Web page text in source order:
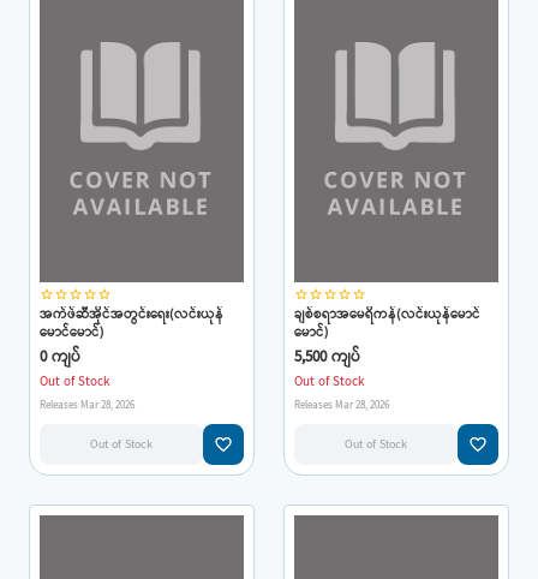
star_borderstar_borderstar_borderstar_borderstar_border
အက်ဖ်ဆီအိုင်အတွင်းရေး(လင်းယုန်
မောင်မောင်)
0 ကျပ်
Out of Stock
Releases Mar 28, 2026
Out of Stock favorite_border
star_borderstar_borderstar_borderstar_borderstar_border
ချစ်စရာအမေရိကန်(လင်းယုန်မောင်
မောင်)
5,500 ကျပ်
Out of Stock
Releases Mar 28, 2026
Out of Stock favorite_border